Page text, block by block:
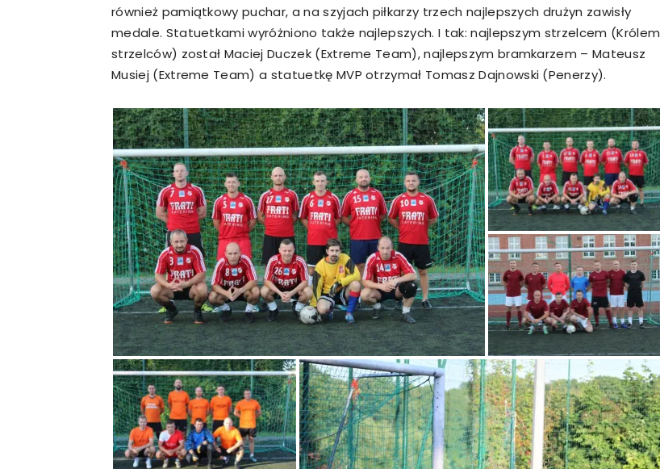
również pamiątkowy puchar, a na szyjach piłkarzy trzech najlepszych drużyn zawisły
medale. Statuetkami wyróżniono także najlepszych. I tak: najlepszym strzelcem (Królem
strzelców) został Maciej Duczek (Extreme Team), najlepszym bramkarzem – Mateusz
Musiej (Extreme Team) a statuetkę MVP otrzymał Tomasz Dajnowski (Penerzy).